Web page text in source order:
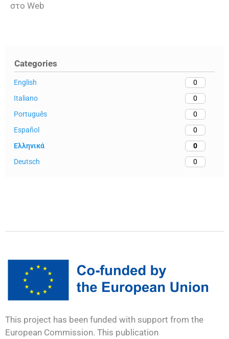
Categories
English
0
Italiano
0
Português
0
Español
0
Ελληνικά
0
Deutsch
0
στο Web
This project has been funded with support from the
European Commission. This publication